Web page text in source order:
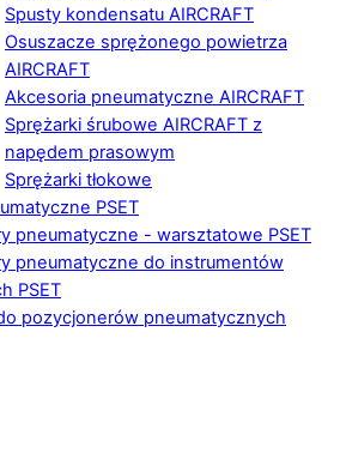
Spusty kondensatu AIRCRAFT
Osuszacze sprężonego powietrza
AIRCRAFT
Akcesoria pneumatyczne AIRCRAFT
Sprężarki śrubowe AIRCRAFT z
napędem prasowym
Sprężarki tłokowe
PSET
pneumatyczne - warsztatowe PSET
pneumatyczne do instrumentów
PSET
pozycjonerów pneumatycznych